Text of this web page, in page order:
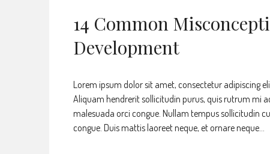
14 Common
Development
Lorem ipsum dolor sit amet, consectetur adipiscing
Aliquam hendrerit sollicitudin purus, quis rutrum mi
malesuada orci congue. Nullam tempus sollicitudin
congue. Duis mattis laoreet neque, et ornare neque...